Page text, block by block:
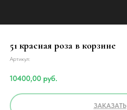
51 красная роза в корзине
Артикул:
10400,00 руб.
ЗАКАЗАТЬ